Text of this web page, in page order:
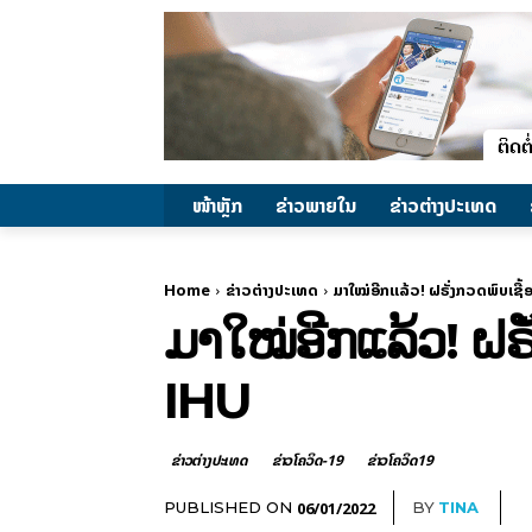
ໜ້າຫຼັກ ຂ່າວພາຍ​ໃນ ຂ່າວຕ່າງປະເທດ
Home ຂ່າວຕ່າງປະເທດ ມາໃໝ່ອີກແລ້ວ! ຝຣັ່ງກວດພົບເຊື້
ມາໃໝ່ອີກແລ້ວ! ຝ
IHU
ຂ່າວຕ່າງປະເທດ ຂ່າວໂຄວິດ-19 ຂ່າວໂຄວິດ19
PUBLISHED ON 06/01/2022 BY TINA